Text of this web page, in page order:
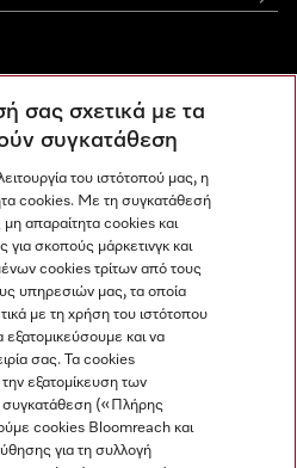
Center
σας σχετικά με τα
συγκατάθεση
του ιστότοπού μας, η
cookies. Με τη συγκατάθεσή
απαραίτητα cookies και
σκοπούς μάρκετινγκ και
cookies τρίτων από τους
υπηρεσιών μας, τα οποία
με τη χρήση του ιστότοπου
και να
σας. Τα cookies
την εξατομίκευση των
(«Πλήρης
cookies Bloomreach και
για τη συλλογή